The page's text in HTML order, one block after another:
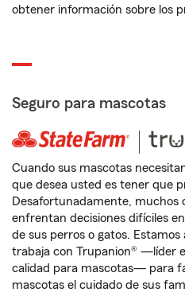
obtener información sobre los
Seguro para mascotas
Cuando sus mascotas
que desea usted es tener que
Desafortunadamente, muchos
enfrentan decisiones difíciles
de sus perros o gatos.
trabaja con Trupanion® —líder
calidad para mascotas— para
mascotas el cuidado de sus